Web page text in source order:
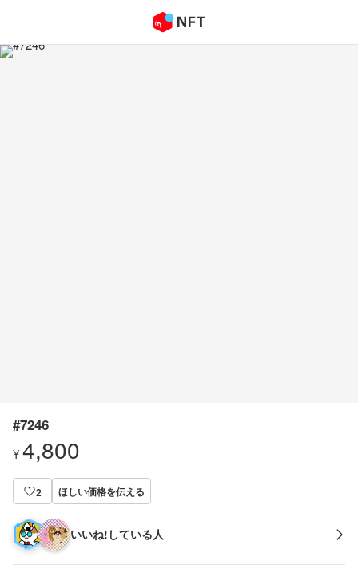
#7246
¥4,800
2 ほしい価格を伝える
いいね!している人